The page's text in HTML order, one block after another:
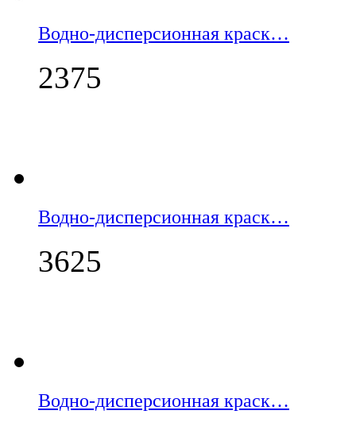
Водно-дисперсионная краск…
2375
Водно-дисперсионная краск…
3625
Водно-дисперсионная краск…